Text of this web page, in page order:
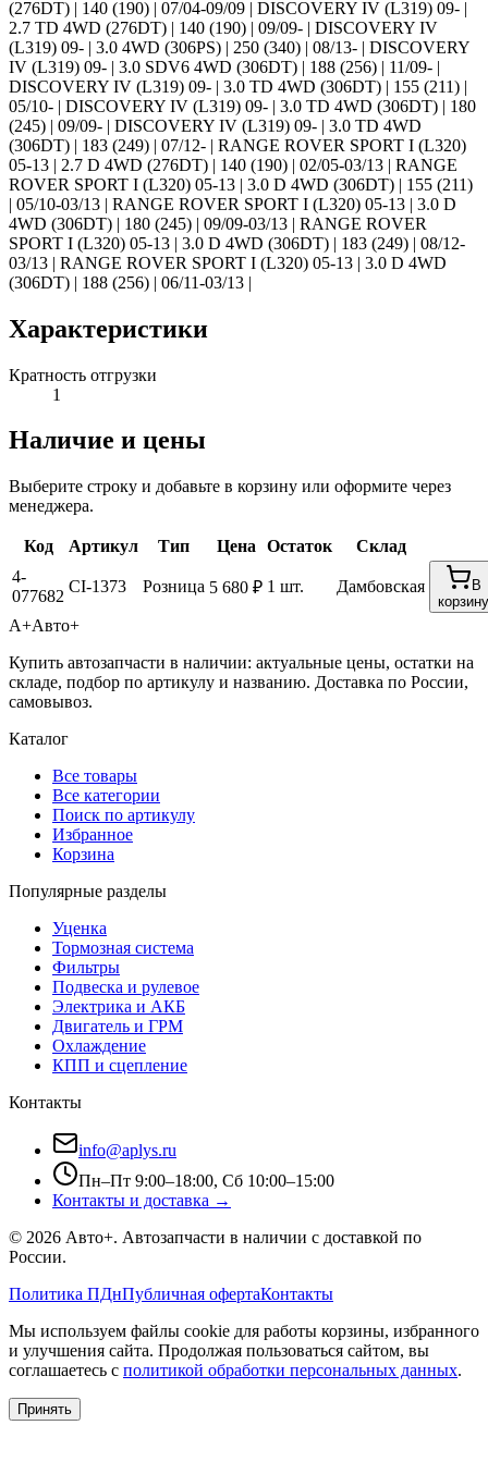
(276DT) | 140 (190) | 07/04-09/09 | DISCOVERY IV (L319) 09- |
2.7 TD 4WD (276DT) | 140 (190) | 09/09- | DISCOVERY IV
(L319) 09- | 3.0 4WD (306PS) | 250 (340) | 08/13- | DISCOVERY
IV (L319) 09- | 3.0 SDV6 4WD (306DT) | 188 (256) | 11/09- |
DISCOVERY IV (L319) 09- | 3.0 TD 4WD (306DT) | 155 (211) |
05/10- | DISCOVERY IV (L319) 09- | 3.0 TD 4WD (306DT) | 180
(245) | 09/09- | DISCOVERY IV (L319) 09- | 3.0 TD 4WD
(306DT) | 183 (249) | 07/12- | RANGE ROVER SPORT I (L320)
05-13 | 2.7 D 4WD (276DT) | 140 (190) | 02/05-03/13 | RANGE
ROVER SPORT I (L320) 05-13 | 3.0 D 4WD (306DT) | 155 (211)
| 05/10-03/13 | RANGE ROVER SPORT I (L320) 05-13 | 3.0 D
4WD (306DT) | 180 (245) | 09/09-03/13 | RANGE ROVER
SPORT I (L320) 05-13 | 3.0 D 4WD (306DT) | 183 (249) | 08/12-
03/13 | RANGE ROVER SPORT I (L320) 05-13 | 3.0 D 4WD
(306DT) | 188 (256) | 06/11-03/13 |
Характеристики
Кратность отгрузки
1
Наличие и цены
Выберите строку и добавьте в корзину или оформите через
менеджера.
Код Артикул Тип Цена Остаток
Склад
4-
077682
CI-1373 Розница 5 680 ₽ 1 шт. Дамбовская
В
корзину
А+Авто+
Купить автозапчасти в наличии: актуальные цены, остатки на
складе, подбор по артикулу и названию. Доставка по России,
самовывоз.
Каталог
Все товары
Все категории
Поиск по артикулу
Избранное
Корзина
Популярные разделы
Уценка
Тормозная система
Фильтры
Подвеска и рулевое
Электрика и АКБ
Двигатель и ГРМ
Охлаждение
КПП и сцепление
Контакты
info@aplys.ru
Пн–Пт 9:00–18:00, Сб 10:00–15:00
Контакты и доставка →
© 2026 Авто+. Автозапчасти в наличии с доставкой по
России.
Политика ПДнПубличная офертаКонтакты
Мы используем файлы cookie для работы корзины, избранного
и улучшения сайта. Продолжая пользоваться сайтом, вы
соглашаетесь с политикой обработки персональных данных.
Принять